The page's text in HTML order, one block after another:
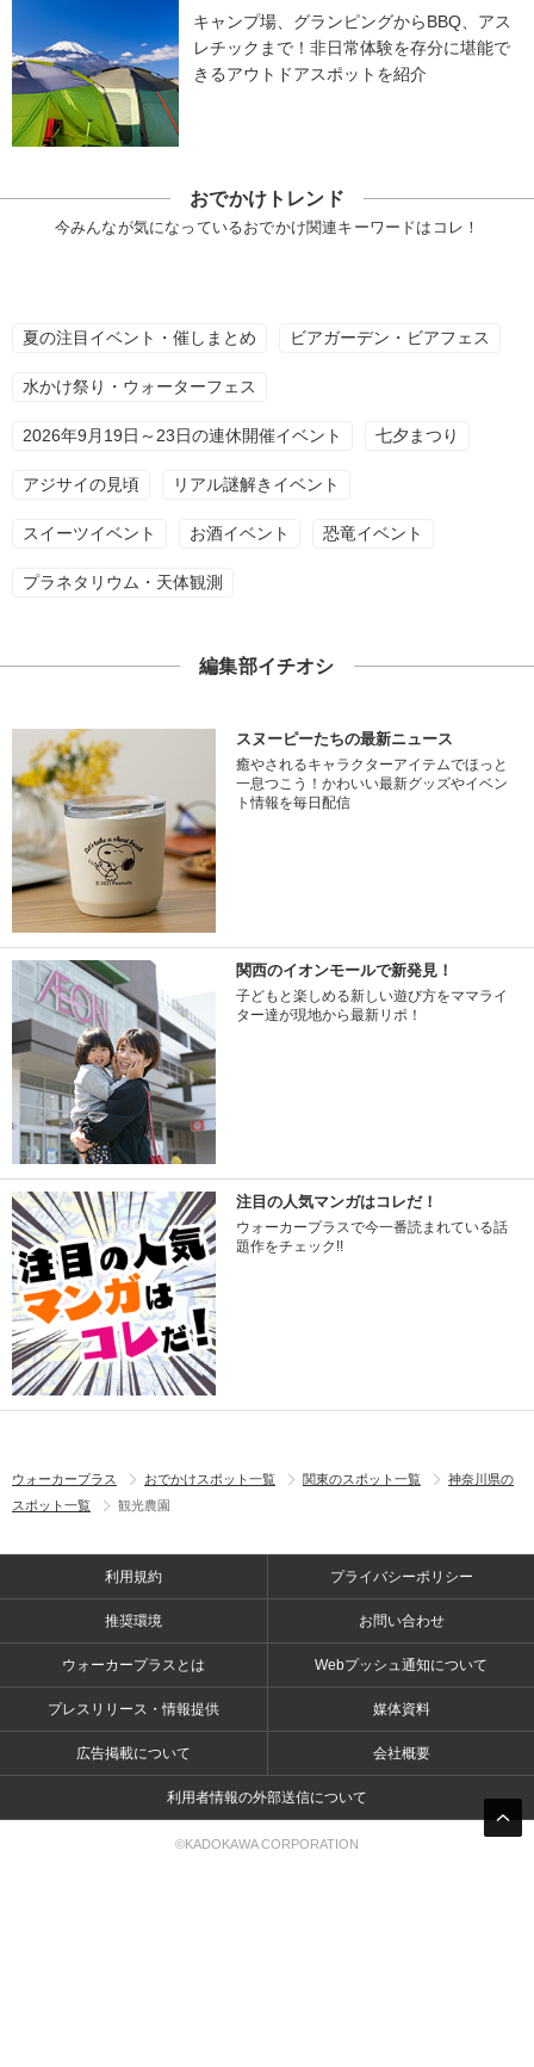
キャンプ場、グランピングからBBQ、アス
レチックまで！非日常体験を存分に堪能で
きるアウトドアスポットを紹介
おでかけトレンド
今みんなが気になっているおでかけ関連キーワードはコレ！
夏の注目イベント・催しまとめ ビアガーデン・ビアフェス
水かけ祭り・ウォーターフェス
2026年9月19日～23日の連休開催イベント 七夕まつり
アジサイの見頃 リアル謎解きイベント
スイーツイベント お酒イベント 恐竜イベント
プラネタリウム・天体観測
編集部イチオシ
スヌーピーたちの最新ニュース
癒やされるキャラクターアイテムでほっと
一息つこう！かわいい最新グッズやイベン
ト情報を毎日配信
関西のイオンモールで新発見！
子どもと楽しめる新しい遊び方をママライ
ター達が現地から最新リポ！
注目の人気マンガはコレだ！
ウォーカープラスで今一番読まれている話
題作をチェック!!
ウォーカープラス おでかけスポット一覧 関東のスポット一覧
神奈川県の
スポット一覧
観光農園
利用規約 プライバシーポリシー
推奨環境 お問い合わせ
ウォーカープラスとは Webプッシュ通知について
プレスリリース・情報提供 媒体資料
広告掲載について 会社概要
利用者情報の外部送信について
©KADOKAWA CORPORATION